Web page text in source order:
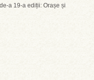
a 19-a ediții: Orașe și